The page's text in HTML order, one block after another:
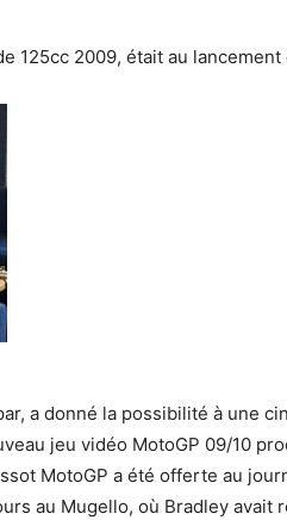
125cc 2009, était au
a donné la possibilité à une
jeu vidéo MotoGP 09/10
MotoGP a été offerte au
au Mugello, où Bradley avait